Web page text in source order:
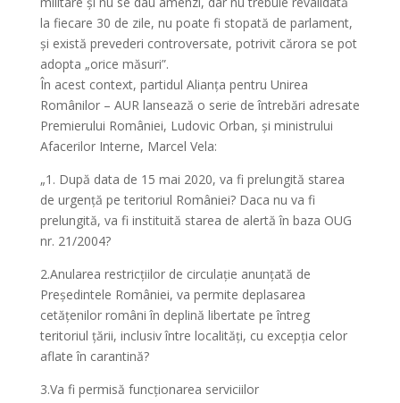
la fiecare 30 de zile, nu poate fi stopată de parlament,
și există prevederi controversate, potrivit cărora se pot
adopta „orice măsuri”.
În acest context, partidul Alianța pentru Unirea
Românilor – AUR lansează o serie de întrebări adresate
Premierului României, Ludovic Orban, și ministrului
Afacerilor Interne, Marcel Vela:
„1. După data de 15 mai 2020, va fi prelungită starea
de urgență pe teritoriul României? Daca nu va fi
prelungită, va fi instituită starea de alertă în baza OUG
nr. 21/2004?
2.Anularea restricțiilor de circulație anunțată de
Președintele României, va permite deplasarea
cetățenilor români în deplină libertate pe întreg
teritoriul țării, inclusiv între localități, cu excepția celor
aflate în carantină?
3.Va fi permisă funcționarea serviciilor